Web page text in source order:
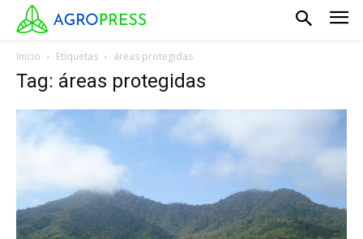
Inicio Etiquetas áreas protegidas
Tag: áreas protegidas